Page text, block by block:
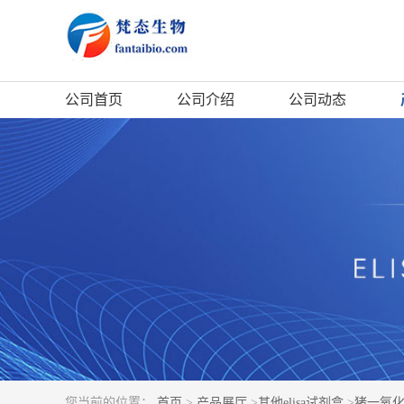
公司首页 公司介绍 公司动态